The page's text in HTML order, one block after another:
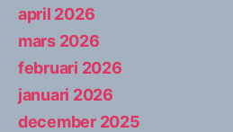
april 2026
mars 2026
februari 2026
januari 2026
december 2025